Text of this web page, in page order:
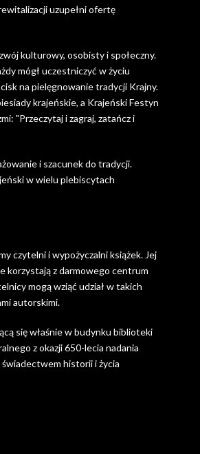
uzupełni ofertę
kulturowy, osobisty i społeczny.
mógł uczestniczyć w życiu
na pielęgnowanie tradycji Krajny.
krajeńskie, a Krajeński Festyn
"Przeczytaj i zagraj, zatańcz i
i szacunek do tradycji.
w wielu plebiscytach
czytelni i wypożyczalni książek. Jej
korzystają z darmowego centrum
mogą wziąć udział w takich
autorskimi.
się właśnie w budynku biblioteki
z okazji 650-lecia nadania
historii i życia